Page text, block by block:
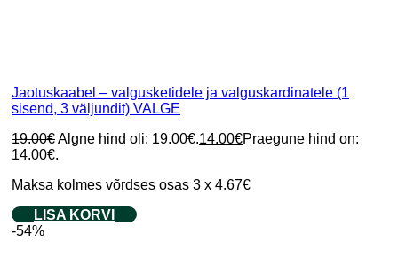
Jaotuskaabel – valgusketidele ja valguskardinatele (1
sisend, 3 väljundit) VALGE
19.00€Algne hind oli: 19.00€.14.00€Praegune hind on:
14.00€.
Maksa kolmes võrdses osas 3 x 4.67€
LISA KORVI
-54%